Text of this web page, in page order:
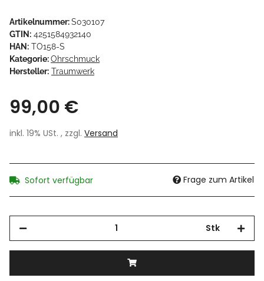
Artikelnummer:S030107
GTIN: 4251584932140
HAN: TO158-S
Kategorie:Ohrschmuck
Hersteller: Traumwerk
99,00 €
inkl. 19% USt. , zzgl. Versand
Sofort verfügbar Frage zum Artikel
Stk